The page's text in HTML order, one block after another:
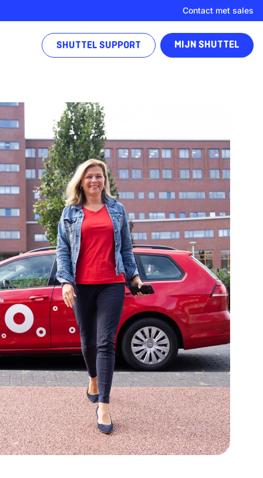
Contact met sales
SHUTTEL SUPPORT MIJN SHUTTEL